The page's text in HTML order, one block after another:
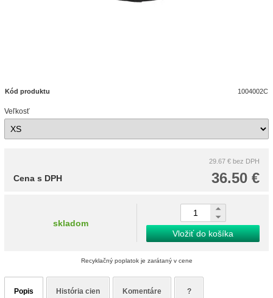
Kód produktu 1004002C
Veľkosť
29.67 € bez DPH
36.50 €
Cena s DPH
skladom
Vložiť do košíka
Recyklačný poplatok je zarátaný v cene
Popis História cien Komentáre ?